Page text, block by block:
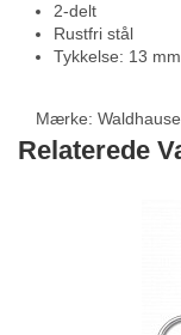
2-delt
Rustfri stål
Tykkelse: 13
Mærke:
Relaterede